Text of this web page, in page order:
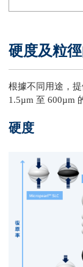
硬度及粒
根據不同用途，
1.5µm 至 600µm
硬度